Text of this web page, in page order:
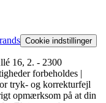
Cookie indstillinger
16, 2. - 2300
forbeholdes |
tryk- og korrekturfejl
opmærksom på at din